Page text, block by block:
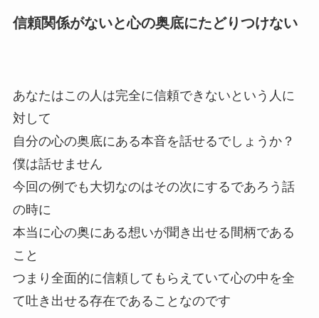
信頼関係がないと心の奥底にたどりつけない
あなたはこの人は完全に信頼できないという人に
対して
自分の心の奥底にある本音を話せるでしょうか？
僕は話せません
今回の例でも大切なのはその次にするであろう話
の時に
本当に心の奥にある想いが聞き出せる間柄である
こと
つまり全面的に信頼してもらえていて心の中を全
て吐き出せる存在であることなのです